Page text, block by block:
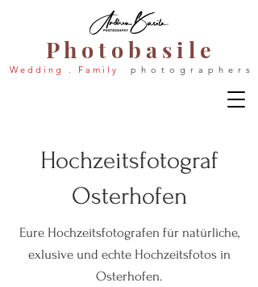
P h o t o b a s i l e
W e d d i n g . F a m i l y p h o t o g r a p h e r s
Hochzeitsfotograf
Osterhofen
Eure Hochzeitsfotografen für natürliche,
exlusive und echte Hochzeitsfotos in
Osterhofen.